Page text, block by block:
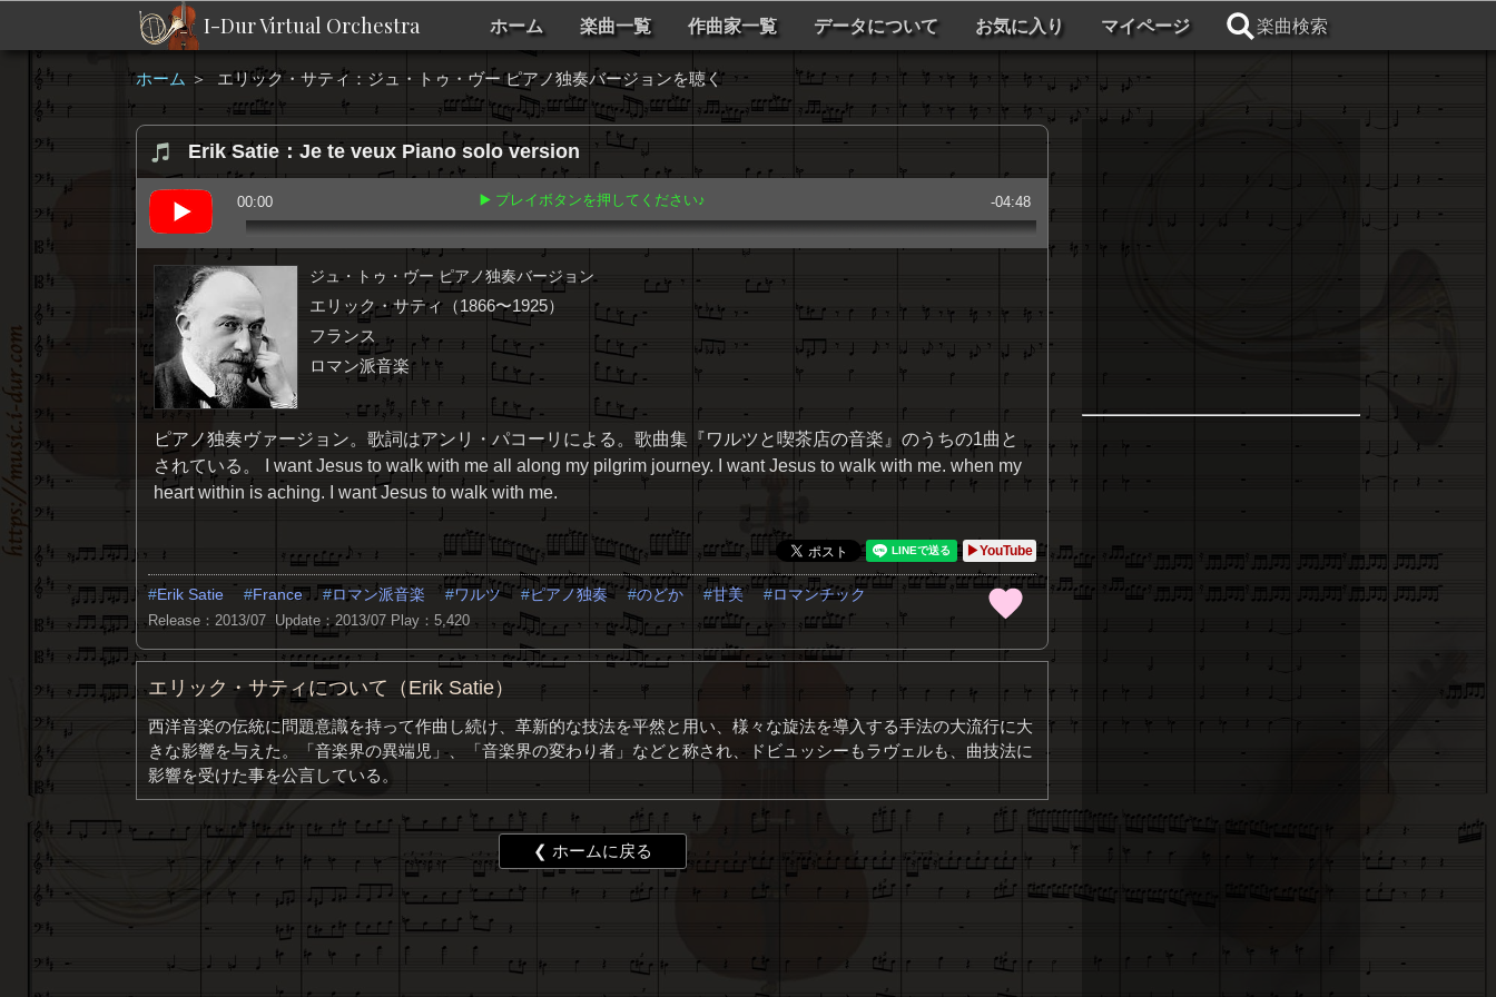
I-Dur Virtual Orchestra ホーム 楽曲一覧 作曲家一覧 データについて お気に入り マイページ 楽曲検索
ホーム ＞ エリック・サティ：ジュ・トゥ・ヴー ピアノ独奏バージョンを聴く
Erik Satie：Je te veux Piano solo version
00:00 -04:48
▶️ プレイボタンを押してください♪
ジュ・トゥ・ヴー ピアノ独奏バージョン
エリック・サティ（1866〜1925）
フランス
ロマン派音楽
ピアノ独奏ヴァージョン。歌詞はアンリ・パコーリによる。歌曲集『ワルツと喫茶店の音楽』のうちの1曲と
されている。 I want Jesus to walk with me all along my pilgrim journey. I want Jesus to walk with me. when my
heart within is aching. I want Jesus to walk with me.
▶YouTube
Erik Satie France ロマン派音楽 ワルツ ピアノ独奏 のどか 甘美 ロマンチック
Release：2013/07 Update：2013/07 Play：5,420
エリック・サティについて（Erik Satie）
西洋音楽の伝統に問題意識を持って作曲し続け、革新的な技法を平然と用い、様々な旋法を導入する手法の大流行に大
きな影響を与えた。「音楽界の異端児」、「音楽界の変わり者」などと称され、ドビュッシーもラヴェルも、曲技法に
影響を受けた事を公言している。
❮ ホームに戻る